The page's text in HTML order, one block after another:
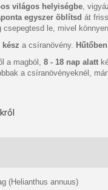
os világos helyiségbe,
egyszer öblítsd át
csepegtesd le, mivel
kész a csíranövény.
a magból, 8 - 18 nap alatt
a csíranövényeknél,
(Helianthus annuus)